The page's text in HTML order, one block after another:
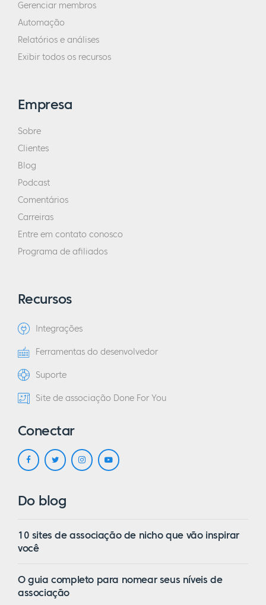
Gerenciar membros
Automação
Relatórios e análises
Exibir todos os recursos
Empresa
Sobre
Clientes
Blog
Podcast
Comentários
Carreiras
Entre em contato conosco
Programa de afiliados
Recursos
Integrações
Ferramentas do desenvolvedor
Suporte
Site de associação Done For You
Conectar
Do blog
10 sites de associação de nicho que vão inspirar
você
O guia completo para nomear seus níveis de
associação